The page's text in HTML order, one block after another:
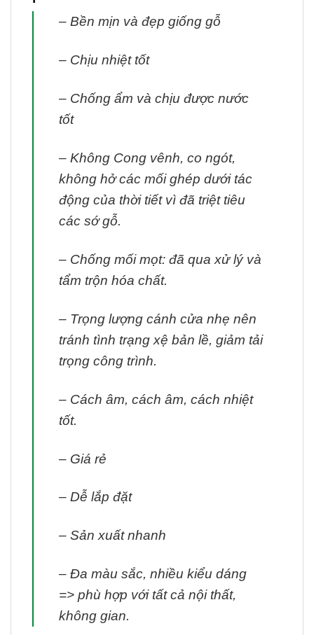
– Bền mịn và đẹp giống gỗ
– Chịu nhiệt tốt
– Chống ẩm và chịu được nước
tốt
– Không Cong vênh, co ngót,
không hở các mối ghép dưới tác
động của thời tiết vì đã triệt tiêu
các sớ gỗ.
– Chống mối mọt: đã qua xử lý và
tẩm trộn hóa chất.
– Trọng lượng cánh cửa nhẹ nên
tránh tình trạng xệ bản lề, giảm tải
trọng công trình.
– Cách âm, cách âm, cách nhiệt
tốt.
– Giá rẻ
– Dễ lắp đặt
– Sản xuất nhanh
– Đa màu sắc, nhiều kiểu dáng
=> phù hợp với tất cả nội thất,
không gian.